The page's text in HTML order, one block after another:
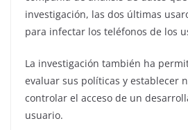
investigación, las dos últimas
para infectar los teléfonos de los
La investigación también ha
evaluar sus políticas y establecer
controlar el acceso de un
usuario.